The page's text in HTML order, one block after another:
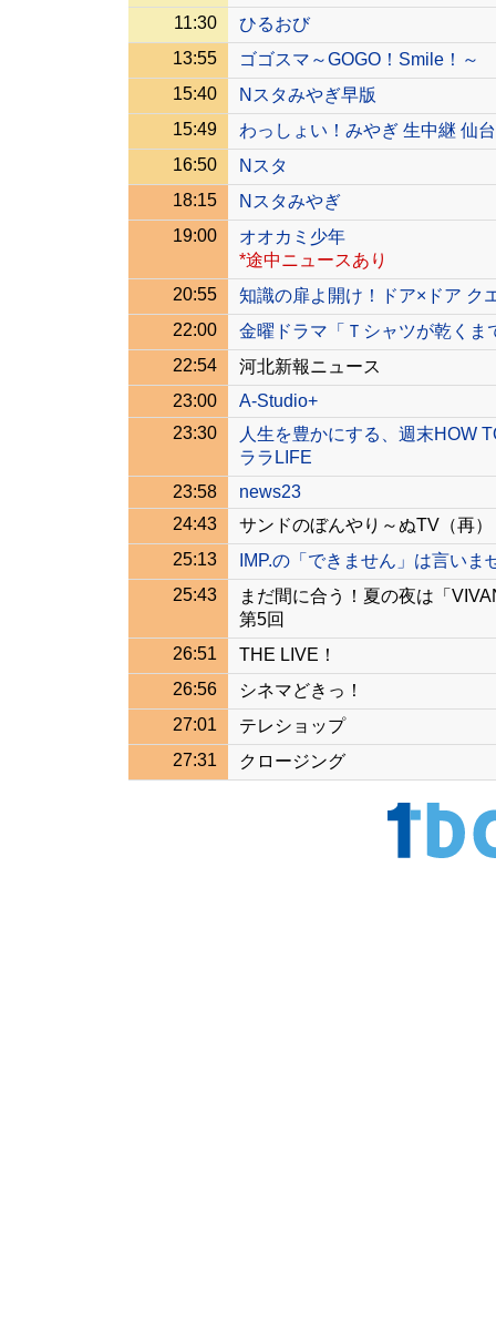
11:30
ひるおび
13:55
ゴゴスマ～GOGO！Smile！～
15:40
Nスタみやぎ早版
15:49
わっしょい！みやぎ 生中継 仙
16:50
Nスタ
18:15
Nスタみやぎ
19:00
オオカミ少年
*途中ニュースあり
20:55
知識の扉よ開け！ドア×ドア ク
22:00
金曜ドラマ「Ｔシャツが乾くま
22:54
河北新報ニュース
23:00
A-Studio+
23:30
人生を豊かにする、週末HOW
ララLIFE
23:58
news23
24:43
サンドのぼんやり～ぬTV（再）
25:13
IMP.の「できません」は言いま
25:43
まだ間に合う！夏の夜は「
第5回
26:51
THE LIVE！
26:56
シネマどきっ！
27:01
テレショップ
27:31
クロージング